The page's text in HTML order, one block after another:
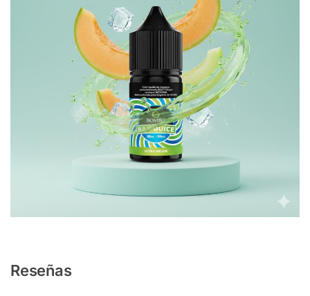
Reseñas